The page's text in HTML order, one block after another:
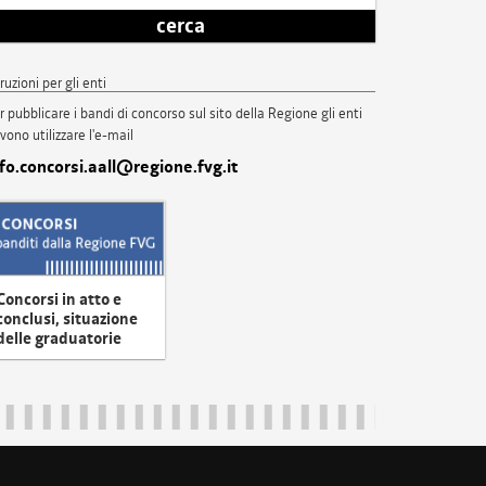
cerca
per gli enti
pubblicare i bandi di concorso sul sito della Regione gli enti
utilizzare l'e-mail
in atto e
situazione
graduatorie